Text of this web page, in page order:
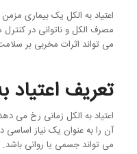
اعتیاد به الکل یک بیماری
مصرف الکل و ناتوانی در
می تواند اثرات مخربی بر
تعریف اعتیاد
اعتیاد به الکل زمانی رخ می
آن را به عنوان یک نیاز
می تواند جسمی یا روانی باشد.